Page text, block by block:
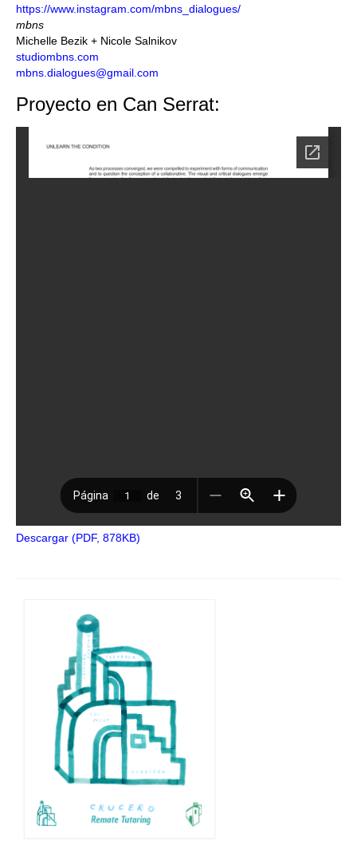
https://www.instagram.com/mbns _dialogues/
mbns
Michelle Bezik + Nicole Salnikov
studiombns.com
mbns.dialogues@gmail.com
Proyecto en Can Serrat:
Descargar (PDF, 878KB)